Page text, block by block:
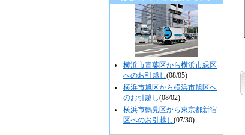
横浜市青葉区から横浜市緑区
へのお引越し(08/05)
横浜市旭区から横浜市旭区へ
のお引越し(08/02)
横浜市鶴見区から東京都新宿
区へのお引越し(07/30)